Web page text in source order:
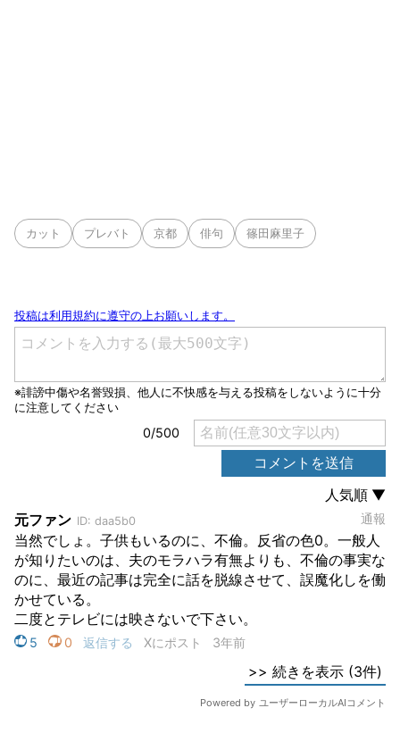
カット プレバト 京都 俳句 篠田麻里子